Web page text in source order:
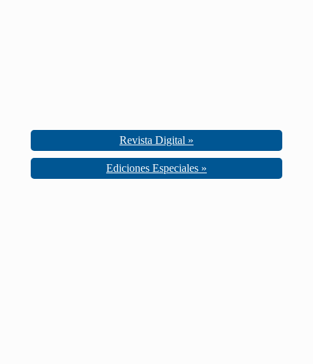
Revista Digital »
Ediciones Especiales »